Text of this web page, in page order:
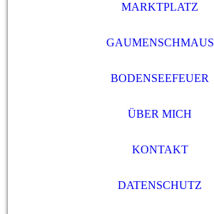
MARKTPLATZ
GAUMENSCHMAUS
BODENSEEFEUER
ÜBER MICH
KONTAKT
DATENSCHUTZ